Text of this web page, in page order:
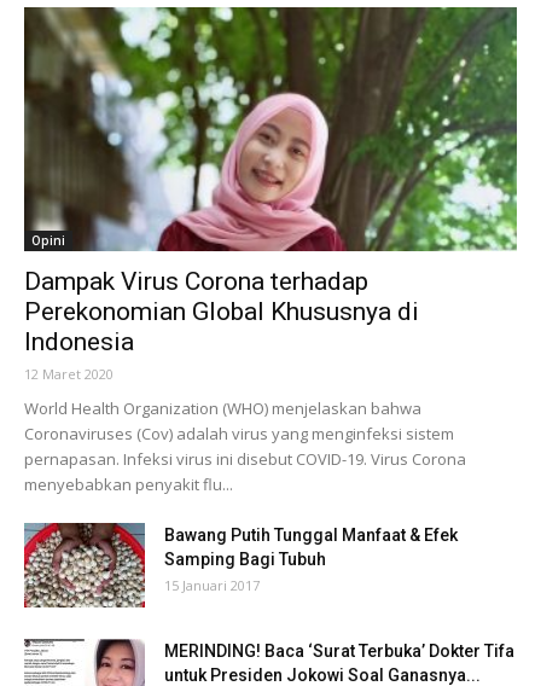
Opini
Dampak Virus Corona terhadap
Perekonomian Global Khususnya di
Indonesia
12 Maret 2020
World Health Organization (WHO) menjelaskan bahwa
Coronaviruses (Cov) adalah virus yang menginfeksi sistem
pernapasan. Infeksi virus ini disebut COVID-19. Virus Corona
menyebabkan penyakit flu...
Bawang Putih Tunggal Manfaat & Efek
Samping Bagi Tubuh
15 Januari 2017
MERINDING! Baca ‘Surat Terbuka’ Dokter Tifa
untuk Presiden Jokowi Soal Ganasnya...